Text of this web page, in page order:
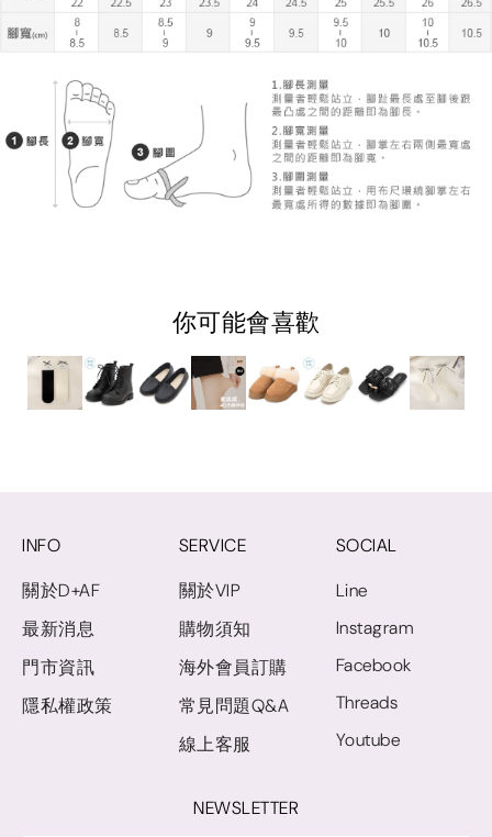
你可能會喜歡
INFO
關於D+AF
最新消息
門市資訊
隱私權政策
SERVICE
關於VIP
購物須知
海外會員訂購
常見問題Q&A
線上客服
SOCIAL
Line
Instagram
Facebook
Threads
Youtube
NEWSLETTER